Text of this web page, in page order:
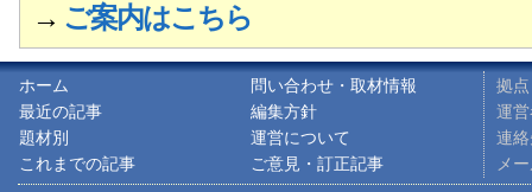
→ ご案内はこちら
ホーム
最近の記事
題材別
これまでの記事
問い合わせ・取材情報
編集方針
運営について
ご意見・訂正記事
拠
運
連
メ